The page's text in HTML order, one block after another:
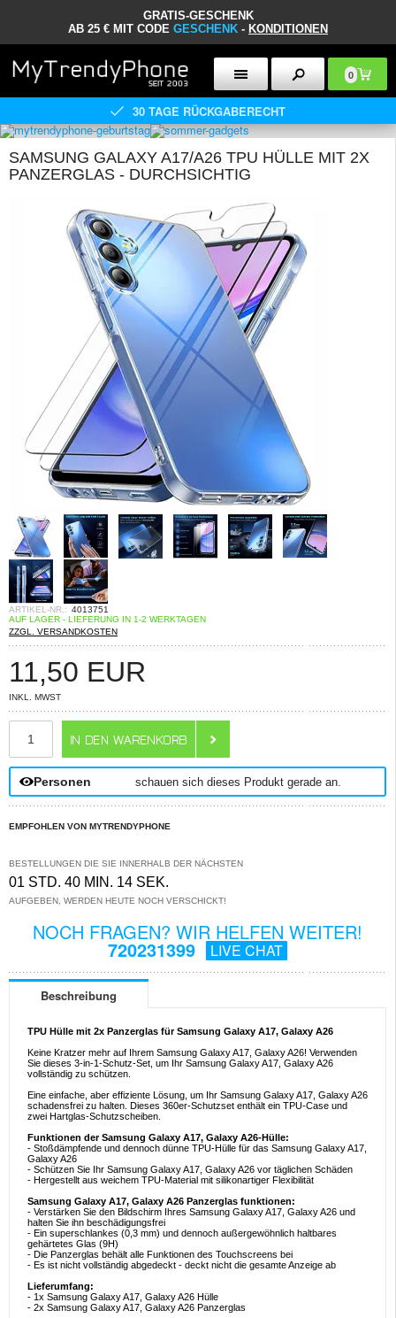
GRATIS-GESCHENK
AB 25 € MIT CODE GESCHENK - KONDITIONEN
0
30 TAGE RÜCKGABERECHT
SAMSUNG GALAXY A17/A26 TPU HÜLLE MIT 2X
PANZERGLAS - DURCHSICHTIG
ARTIKEL-NR.: 4013751
AUF LAGER - LIEFERUNG IN 1-2 WERKTAGEN
ZZGL. VERSANDKOSTEN
11,50 EUR
INKL. MWST
Personen schauen sich dieses Produkt gerade an.
EMPFOHLEN VON MYTRENDYPHONE
BESTELLUNGEN DIE SIE INNERHALB DER NÄCHSTEN
01 STD. 40 MIN. 13 SEK.
AUFGEBEN, WERDEN HEUTE NOCH VERSCHICKT!
NOCH FRAGEN? WIR HELFEN WEITER!
720231399 LIVE CHAT
Beschreibung
TPU Hülle mit 2x Panzerglas für Samsung Galaxy A17, Galaxy A26
Keine Kratzer mehr auf Ihrem Samsung Galaxy A17, Galaxy A26! Verwenden
Sie dieses 3-in-1-Schutz-Set, um Ihr Samsung Galaxy A17, Galaxy A26
vollständig zu schützen.
Eine einfache, aber effiziente Lösung, um Ihr Samsung Galaxy A17, Galaxy A26
schadensfrei zu halten. Dieses 360er-Schutzset enthält ein TPU-Case und
zwei Hartglas-Schutzscheiben.
Funktionen der Samsung Galaxy A17, Galaxy A26-Hülle:
- Stoßdämpfende und dennoch dünne TPU-Hülle für das Samsung Galaxy A17,
Galaxy A26
- Schützen Sie Ihr Samsung Galaxy A17, Galaxy A26 vor täglichen Schäden
- Hergestellt aus weichem TPU-Material mit silikonartiger Flexibilität
Samsung Galaxy A17, Galaxy A26 Panzerglas funktionen:
- Verstärken Sie den Bildschirm Ihres Samsung Galaxy A17, Galaxy A26 und
halten Sie ihn beschädigungsfrei
- Ein superschlankes (0,3 mm) und dennoch außergewöhnlich haltbares
gehärtetes Glas (9H)
- Die Panzerglas behält alle Funktionen des Touchscreens bei
- Es ist nicht vollständig abgedeckt - deckt nicht die gesamte Anzeige ab
Lieferumfang:
- 1x Samsung Galaxy A17, Galaxy A26 Hülle
- 2x Samsung Galaxy A17, Galaxy A26 Panzerglas